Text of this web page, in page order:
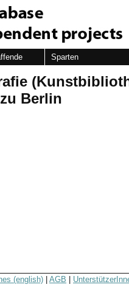
Sparten
Berlin
(english) AGB